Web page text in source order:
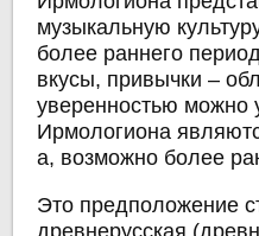
музыкальную
более раннего
вкусы, привычки –
уверенностью можно
Ирмологиона
а, возможно более
Это предположение